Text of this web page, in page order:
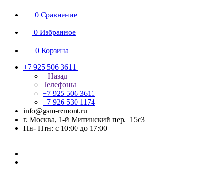
0 Сравнение
0 Избранное
0 Корзина
+7 925 506 3611
Назад
Телефоны
+7 925 506 3611
+7 926 530 1174
info@gsm-remont.ru
г. Москва, 1-й Митинский пер. 15с3
Пн- Птн: с 10:00 до 17:00